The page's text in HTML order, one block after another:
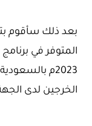
بعد ذلك سأقوم
المتوفر في
2023م
الخرجين لدى